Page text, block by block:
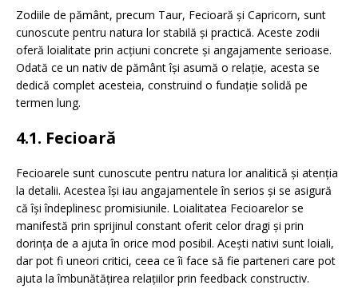
Zodiile de pământ, precum Taur, Fecioară și Capricorn, sunt
cunoscute pentru natura lor stabilă și practică. Aceste zodii
oferă loialitate prin acțiuni concrete și angajamente serioase.
Odată ce un nativ de pământ își asumă o relație, acesta se
dedică complet acesteia, construind o fundație solidă pe
termen lung.
4.1. Fecioară
Fecioarele sunt cunoscute pentru natura lor analitică și atenția
la detalii. Acestea își iau angajamentele în serios și se asigură
că își îndeplinesc promisiunile. Loialitatea Fecioarelor se
manifestă prin sprijinul constant oferit celor dragi și prin
dorința de a ajuta în orice mod posibil. Acești nativi sunt loiali,
dar pot fi uneori critici, ceea ce îi face să fie parteneri care pot
ajuta la îmbunătățirea relațiilor prin feedback constructiv.